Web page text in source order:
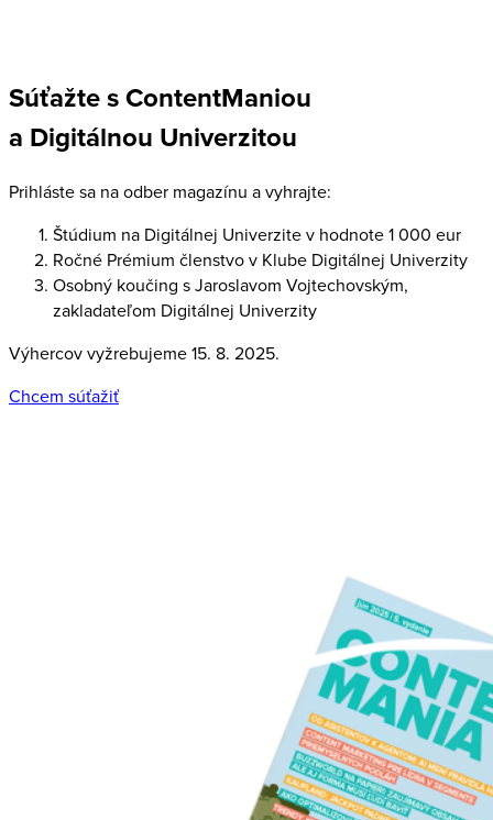
Súťažte s ContentManiou
a Digitálnou Univerzitou
Prihláste sa na odber magazínu a vyhrajte:
Štúdium na Digitálnej Univerzite v hodnote 1 000 eur
Ročné Prémium členstvo v Klube Digitálnej Univerzity
Osobný koučing s Jaroslavom Vojtechovským,
zakladateľom Digitálnej Univerzity
Výhercov vyžrebujeme 15. 8. 2025.
Chcem súťažiť